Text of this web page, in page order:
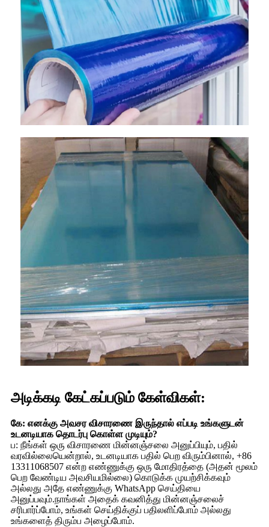
அடிக்கடி கேட்கப்படும் கேள்விகள்:
கே: எனக்கு அவசர விசாரணை இருந்தால் எப்படி உங்களுடன்
உடனடியாக தொடர்பு கொள்ள முடியும்?
ப: நீங்கள் ஒரு விசாரணை மின்னஞ்சலை அனுப்பியும், பதில்
வரவில்லையென்றால், உடனடியாக பதில் பெற விரும்பினால், +86
13311068507 என்ற எண்ணுக்கு ஒரு மோதிரத்தை (அதன் மூலம்
பெற வேண்டிய அவசியமில்லை) கொடுக்க முயற்சிக்கவும்
அல்லது அதே எண்ணுக்கு WhatsApp செய்தியை
அனுப்பவும்.நாங்கள் அதைக் கவனித்து மின்னஞ்சலைச்
சரிபார்ப்போம், உங்கள் செய்திக்குப் பதிலளிப்போம் அல்லது
உங்களைத் திரும்ப அழைப்போம்.